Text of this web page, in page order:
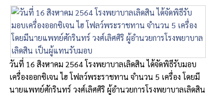
วันที่ 16 สิงหาคม 2564 โรงพยาบาลเลิดสิน ได้จัดพิธีรับมอบ
เครื่องออกซิเจน ไฮ โฟลว์พระราชทาน จำนวน 5 เครื่อง โดยมี
นายแพทย์ศักรินทร์ วงศ์เลิศศิริ ผู้อำนวยการโรงพยาบาลเลิดสิน